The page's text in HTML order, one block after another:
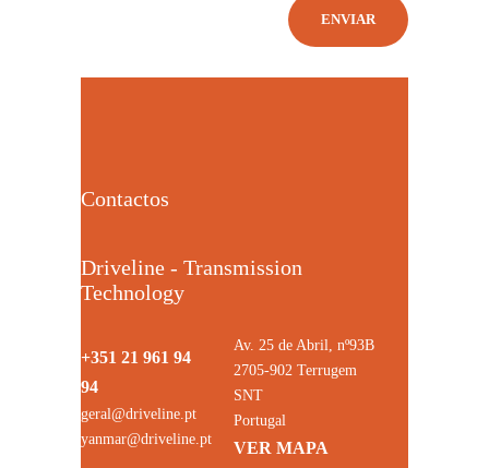
Contactos
Driveline - Transmission
Technology
+351 21 961 94
94
geral@driveline.pt
yanmar@driveline.pt
Av. 25 de Abril, nº93B
2705-902 Terrugem
SNT
Portugal
VER MAPA